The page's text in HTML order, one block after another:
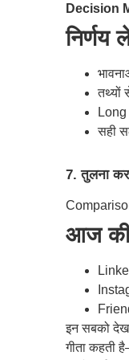
Decision
निर्णय
तथ्यों
Long
सही
7. तुलना
आज की
इन सबको
गीता कहती